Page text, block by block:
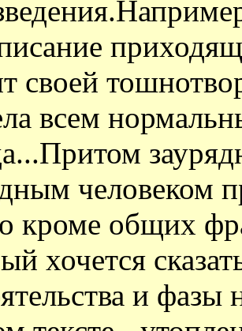
своей
всем
человеком
кроме общих
хочется
и фазы